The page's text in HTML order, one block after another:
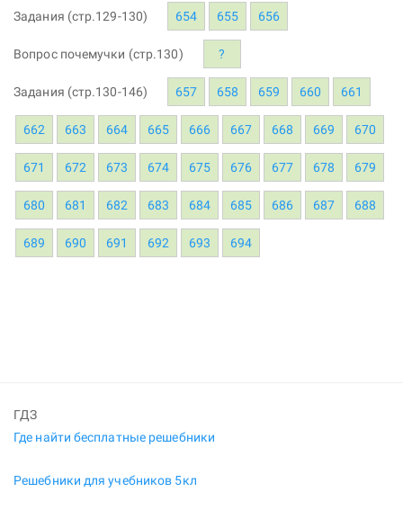
Задания (стр.129-130) 654 655 656
Вопрос почемучки (стр.130) ?
Задания (стр.130-146) 657 658 659 660 661
662 663 664 665 666 667 668 669 670
671 672 673 674 675 676 677 678 679
680 681 682 683 684 685 686 687 688
689 690 691 692 693 694
ГДЗ
Где найти бесплатные решебники
Решебники для учебников 5кл